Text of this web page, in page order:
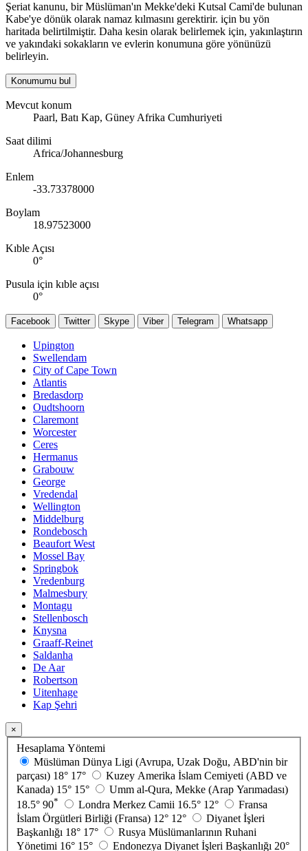
Şeriat kanunu, bir Müslüman'ın Mekke'deki Kutsal Cami'de bulunan
Kabe'ye dönük olarak namaz kılmasını gerektirir. için bu yön
haritada belirtilmiştir. Daha kesin olarak belirlemek için, yakınlaştırın
ve yakındaki sokakların ve evlerin konumuna göre yönünüzü
belirleyin.
Konumumu bul
Mevcut konum
Paarl, Batı Kap, Güney Afrika Cumhuriyeti
Saat dilimi
Africa/Johannesburg
Enlem
-33.73378000
Boylam
18.97523000
Kıble Açısı
0°
Pusula için kıble açısı
0°
Facebook Twitter Skype Viber Telegram Whatsapp
Upington
Swellendam
City of Cape Town
Atlantis
Bredasdorp
Oudtshoorn
Claremont
Worcester
Ceres
Hermanus
Grabouw
George
Vredendal
Wellington
Middelburg
Rondebosch
Beaufort West
Mossel Bay
Springbok
Vredenburg
Malmesbury
Montagu
Stellenbosch
Knysna
Graaff-Reinet
Saldanha
De Aar
Robertson
Uitenhage
Kap Şehri
×
Hesaplama Yöntemi
Müslüman Dünya Ligi (Avrupa, Uzak Doğu, ABD'nin bir
parçası) 18° 17°
Kuzey Amerika İslam Cemiyeti (ABD ve
Kanada) 15° 15°
Umm al-Qura, Mekke (Arap Yarımadası)
18.5° 90* Londra Merkez Camii 16.5° 12°
Fransa
İslam Örgütleri Birliği (Fransa) 12° 12°
Diyanet İşleri
Başkanlığı 18° 17°
Rusya Müslümanlarının Ruhani
Yönetimi 16° 15° Endonezya Diyanet İşleri Başkanlığı 20°